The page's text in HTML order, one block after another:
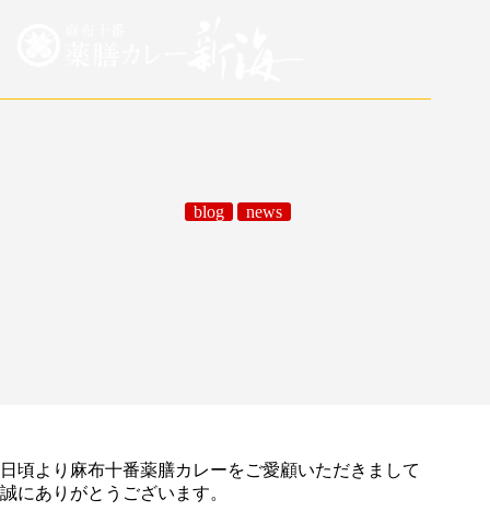
blog news
日頃より麻布十番薬膳カレーをご愛顧いただきまして
誠にありがとうございます。